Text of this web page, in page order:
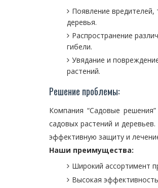
Появление вредителей,
деревья.
Распространение
гибели.
Увядание и
растений.
Решение проблемы:
Компания “Садовые
садовых растений и
эффективную защиту и
Наши преимущества:
Широкий ассортимент
Высокая